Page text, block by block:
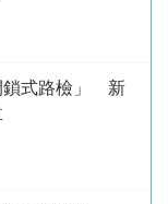
鎖式路檢」 新